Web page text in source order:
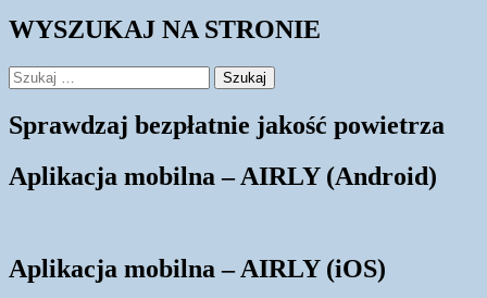
WYSZUKAJ NA STRONIE
Szukaj:
Sprawdzaj bezpłatnie jakość powietrza
Aplikacja mobilna – AIRLY (Android)
Aplikacja mobilna – AIRLY (iOS)